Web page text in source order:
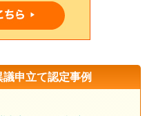
申立て認定事例